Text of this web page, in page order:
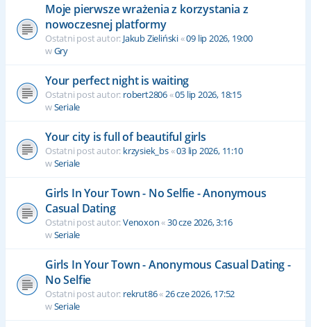
Moje pierwsze wrażenia z korzystania z
nowoczesnej platformy
Ostatni post autor: Jakub Zieliński«09 lip 2026, 19:00
wGry
Your perfect night is waiting
Ostatni post autor: robert2806«05 lip 2026, 18:15
wSeriale
Your city is full of beautiful girls
Ostatni post autor: krzysiek_bs«03 lip 2026, 11:10
wSeriale
Girls In Your Town - No Selfie - Anonymous
Casual Dating
Ostatni post autor:Venoxon«30 cze 2026, 3:16
wSeriale
Girls In Your Town - Anonymous Casual Dating -
No Selfie
Ostatni post autor: rekrut86« 26 cze 2026, 17:52
wSeriale